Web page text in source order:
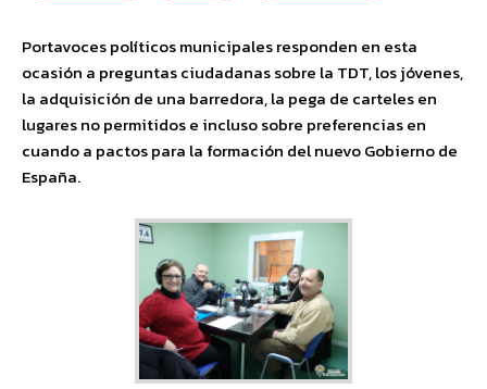
Portavoces políticos municipales responden en esta
ocasión a preguntas ciudadanas sobre la TDT, los jóvenes,
la adquisición de una barredora, la pega de carteles en
lugares no permitidos e incluso sobre preferencias en
cuando a pactos para la formación del nuevo Gobierno de
España.